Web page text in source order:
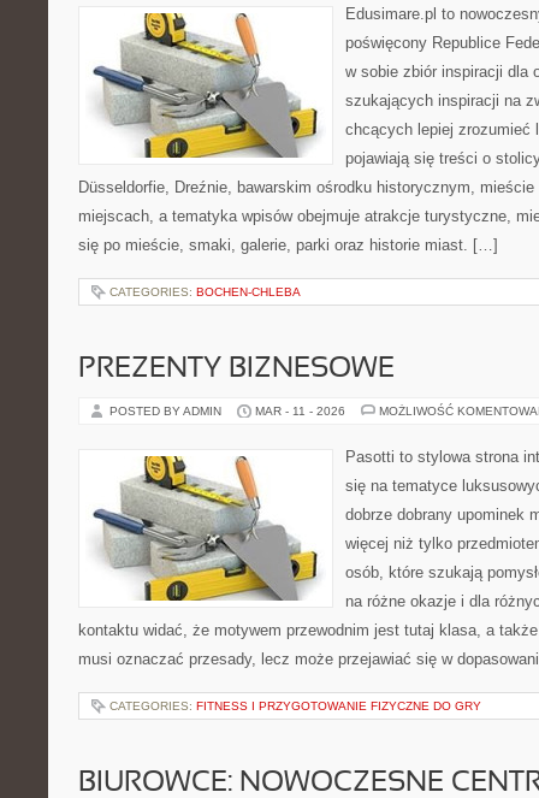
Edusimare.pl to
poświęcony Republice
w sobie zbiór inspiracji dla
szukających inspiracji na
chcących lepiej zrozumieć
pojawiają się treści o
Düsseldorfie, Dreźnie, bawarskim ośrodku historycznym,
miejscach, a tematyka wpisów obejmuje atrakcje turystyczne,
się po mieście, smaki, galerie, parki oraz historie miast. […]
CATEGORIES: BOCHEN-CHLEBA
PREZENTY BIZNESOWE
POSTED BY ADMIN MAR - 11 - 2026 MOŻLIWOŚĆ
Pasotti to stylowa strona
się na tematyce
dobrze dobrany upominek
więcej niż tylko
osób, które szukają
na różne okazje i dla
kontaktu widać, że motywem przewodnim jest tutaj klasa, a
musi oznaczać przesady, lecz może przejawiać się w
CATEGORIES: FITNESS I PRZYGOTOWANIE FIZYCZNE DO GRY
BIUROWCE: NOWOCZESNE